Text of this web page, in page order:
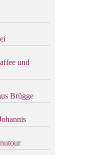
und
Brügge